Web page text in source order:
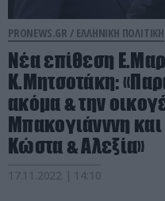
PRONEWS.GR / ΕΛΛΗΝΙΚΗ ΠΟΛΙΤΙΚΗ
Νέα επίθεση
Κ.Μητσοτάκη:
ακόμα & την
Μπακογιάνννη και
Κώστα & Αλεξία»
17.11.2022 | 14:10